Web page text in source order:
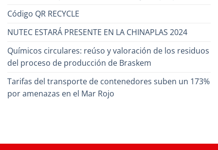
Código QR RECYCLE
NUTEC ESTARÁ PRESENTE EN LA CHINAPLAS 2024
Químicos circulares: reúso y valoración de los residuos
del proceso de producción de Braskem
Tarifas del transporte de contenedores suben un 173%
por amenazas en el Mar Rojo